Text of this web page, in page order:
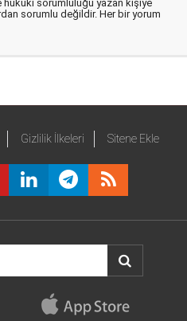
hukuki sorumluluğu yazan kişiye
sorumlu değildir. Her bir yorum
Gizlilik İlkeleri Sitene Ekle